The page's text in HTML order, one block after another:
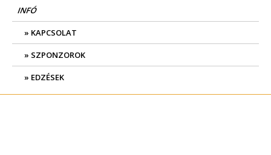
INFÓ
KAPCSOLAT
SZPONZOROK
EDZÉSEK